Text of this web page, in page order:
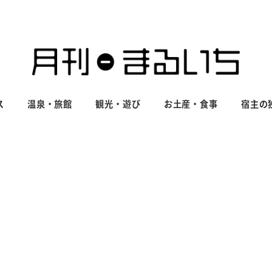
温泉・旅館 観光・遊び お土産・食事 宿主の